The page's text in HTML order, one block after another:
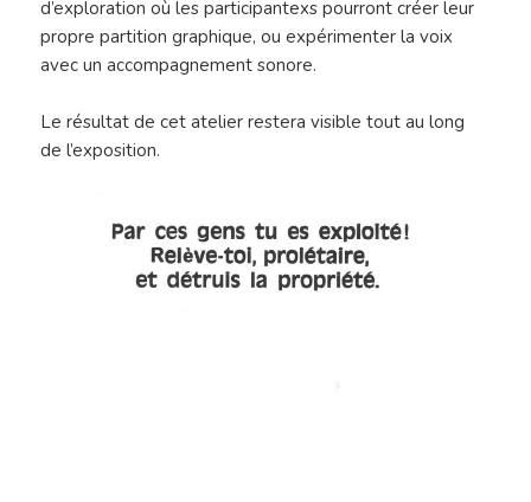
d’exploration où les participantexs pourront créer leur
propre partition graphique, ou expérimenter la voix
avec un accompagnement sonore.
Le résultat de cet atelier restera visible tout au long
de l’exposition.